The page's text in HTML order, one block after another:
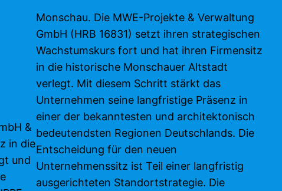
&
in die
und
Monschau. Die MWE-Projekte & Verwaltung
GmbH (HRB 16831) setzt ihren strategischen
Wachstumskurs fort und hat ihren Firmensitz
in die historische Monschauer Altstadt
verlegt. Mit diesem Schritt stärkt das
Unternehmen seine langfristige Präsenz in
einer der bekanntesten und architektonisch
bedeutendsten Regionen Deutschlands. Die
Entscheidung für den neuen
Unternehmenssitz ist Teil einer langfristig
ausgerichteten Standortstrategie. Die